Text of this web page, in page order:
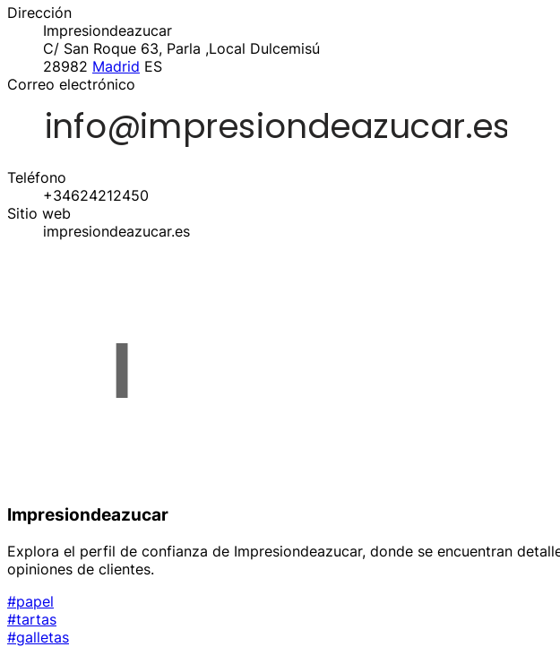
Dirección
Impresiondeazucar
C/ San Roque 63, Parla ,Local Dulcemisú
28982 Madrid ES
Correo electrónico
Teléfono
+34624212450
Sitio web
impresiondeazucar.es
Impresiondeazucar
Explora el perfil de confianza de Impresiondeazucar, donde se encuentran
opiniones de clientes.
#papel
#tartas
#galletas